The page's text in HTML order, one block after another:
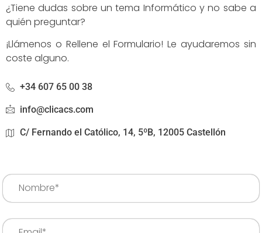
¿Tiene dudas sobre un tema Informático y no sabe a
quién preguntar?
¡Llámenos o Rellene el Formulario! Le ayudaremos sin
coste alguno.
+34 607 65 00 38
info@clicacs.com
C/ Fernando el Católico, 14, 5ºB, 12005 Castellón